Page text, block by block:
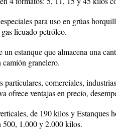
para uso en grúas
licuado petróleo.
estanque que almacena una
granelero.
comerciales,
ofrece ventajas en precio,
de 190 kilos y Estanques
500, 1.000 y 2.000 kilos.